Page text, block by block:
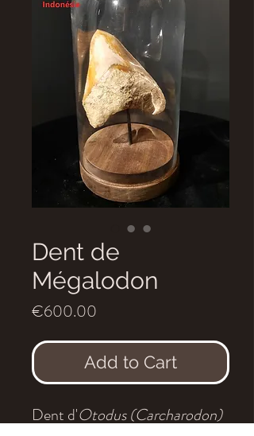
Dent de
Mégalodon
€600.00
Add to Cart
Dent d'Otodus (Carcharodon)